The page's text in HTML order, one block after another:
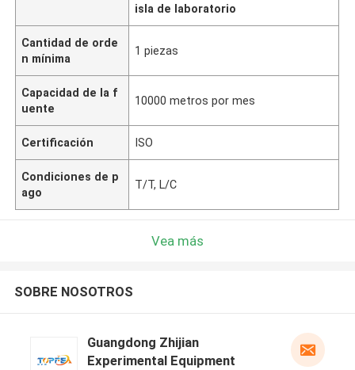
isla de laboratorio
Cantidad de orde
n mínima
1 piezas
Capacidad de la f
uente
10000 metros por mes
Certificación ISO
Condiciones de p
ago
T/T, L/C
Vea más
SOBRE NOSOTROS
Guangdong Zhijian
Experimental Equipment